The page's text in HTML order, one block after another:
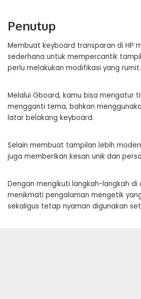
Penutup
Membuat keyboard transparan di HP
sederhana untuk mempercantik
perlu melakukan modifikasi yang rumit.
Melalui Gboard, kamu bisa mengatur
mengganti tema, bahkan
latar belakang keyboard.
Selain membuat tampilan lebih
juga memberikan kesan unik dan
Dengan mengikuti langkah-langkah
menikmati pengalaman mengetik
sekaligus tetap nyaman digunakan